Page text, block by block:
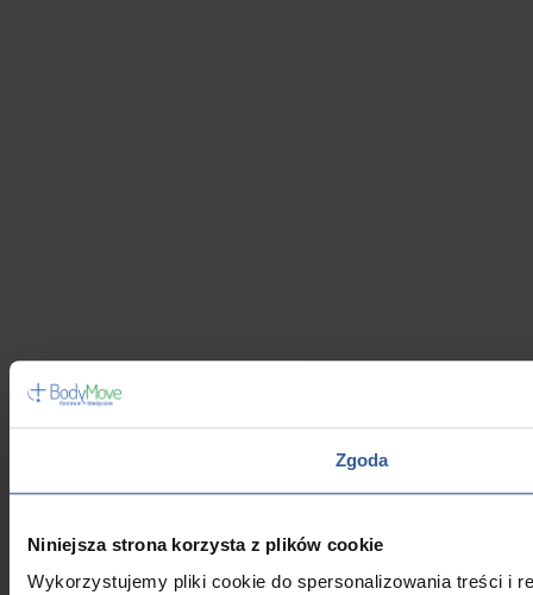
Zgoda
Niniejsza strona korzysta z plików cookie
Wykorzystujemy pliki cookie do spersonalizowania treści i